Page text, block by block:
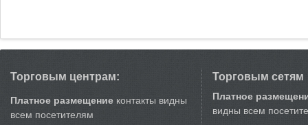
Торговым центрам:
Платное размещение контакты видны
всем посетителям
Торговым сетям
Платное
видны всем